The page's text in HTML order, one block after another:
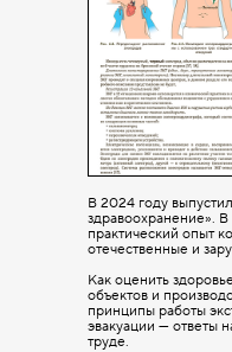
В 2024 году
здравоохранение».
практический опыт
отечественные и
Как оценить
объектов и
принципы работы
эвакуации — ответы
труде.